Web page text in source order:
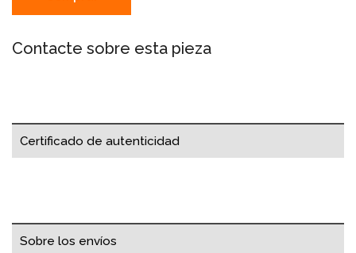
Contacte sobre esta pieza
Certificado de autenticidad
Sobre los envíos